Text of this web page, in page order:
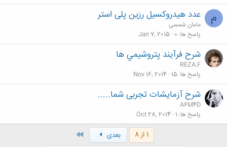
م عدد هیدروکسیل رزین پلی استر
مامان شمسی
پاسخ ها 0
Jan 7, 2015
شرح فرآيند پتروشيمي ها
REZA.F
پاسخ ها 15
Nov 16, 2014
شرح آزمایشات تجربی شما.....
A6M4D
پاسخ ها 1
Oct 28, 2014
1 از 8 بعدی